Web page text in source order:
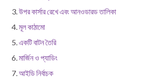
উপর কার্সার রেখে এবং আনওডারড তালিকা
মূল কাঠামো
একটি বাটন তৈরি
মার্জিন ও প্যাডিং
আইডি নির্বাচক